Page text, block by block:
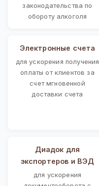
законодательства по
обороту алкоголя
Электронные счета
для ускорения получения
оплаты от клиентов за
счет мгновенной
доставки счета
Диадок для
экспортеров и ВЭД
для ускорения